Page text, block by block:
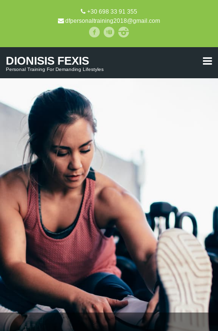
+30 698 33 91 355
dfpersonaltraining2018@gmail.com
DIONISIS FEXIS
Personal Training For Demanding Lifestyles